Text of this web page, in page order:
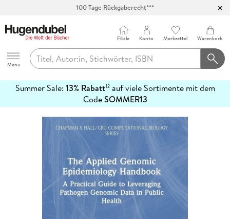
Hugendubel
Menu
Filiale Konto Merkzettel Warenkorb
Summer Sale: 13% Rabatt12auf viele Sortimente mit dem
CodeSOMMER13
erfahren